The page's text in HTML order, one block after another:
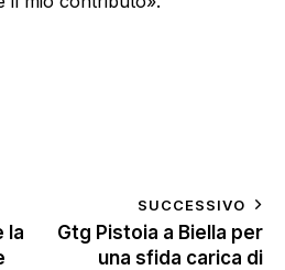
la
SUCCESSIVO
Gtg Pistoia a Biella per
una sfida carica di